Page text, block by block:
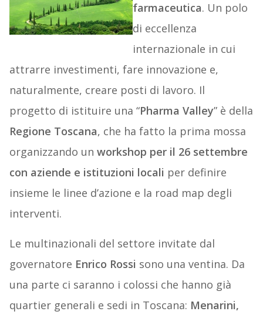
farmaceutica. Un polo
di eccellenza
internazionale in cui
attrarre investimenti, fare innovazione e,
naturalmente, creare posti di lavoro. Il
progetto di istituire una “Pharma Valley” è della
Regione Toscana, che ha fatto la prima mossa
organizzando un workshop per il 26 settembre
con aziende e istituzioni locali per definire
insieme le linee d’azione e la road map degli
interventi.
Le multinazionali del settore invitate dal
governatore Enrico Rossi sono una ventina. Da
una parte ci saranno i colossi che hanno già
quartier generali e sedi in Toscana: Menarini,